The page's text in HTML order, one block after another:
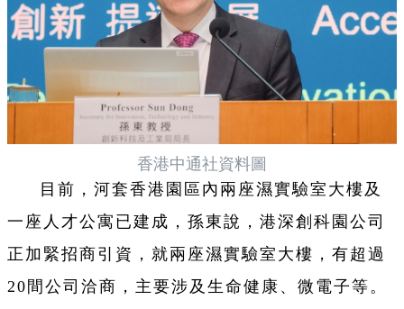
香港中通社資料圖
目前，河套香港園區內兩座濕實驗室大樓及
一座人才公寓已建成，孫東說，港深創科園公司
正加緊招商引資，就兩座濕實驗室大樓，有超過
20間公司洽商，主要涉及生命健康、微電子等。